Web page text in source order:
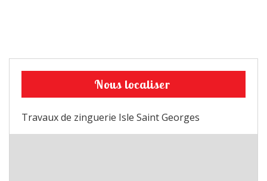
Nous localiser
Travaux de zinguerie Isle Saint Georges